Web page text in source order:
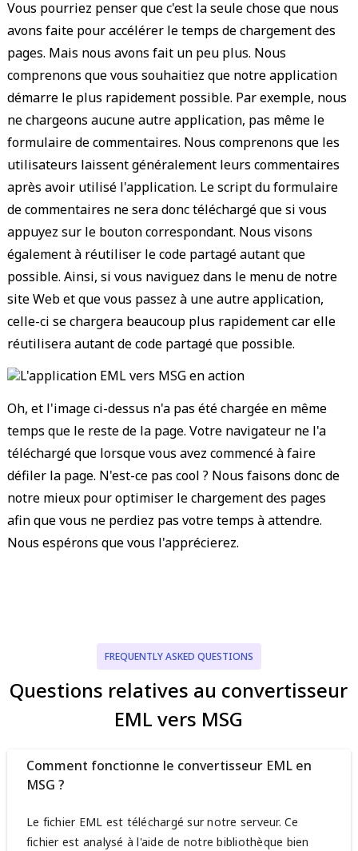
Vous pourriez penser que c'est la seule chose que nous
avons faite pour accélérer le temps de chargement des
pages. Mais nous avons fait un peu plus. Nous
comprenons que vous souhaitiez que notre application
démarre le plus rapidement possible. Par exemple, nous
ne chargeons aucune autre application, pas même le
formulaire de commentaires. Nous comprenons que les
utilisateurs laissent généralement leurs commentaires
après avoir utilisé l'application. Le script du formulaire
de commentaires ne sera donc téléchargé que si vous
appuyez sur le bouton correspondant. Nous visons
également à réutiliser le code partagé autant que
possible. Ainsi, si vous naviguez dans le menu de notre
site Web et que vous passez à une autre application,
celle-ci se chargera beaucoup plus rapidement car elle
réutilisera autant de code partagé que possible.
Oh, et l'image ci-dessus n'a pas été chargée en même
temps que le reste de la page. Votre navigateur ne l'a
téléchargé que lorsque vous avez commencé à faire
défiler la page. N'est-ce pas cool ? Nous faisons donc de
notre mieux pour optimiser le chargement des pages
afin que vous ne perdiez pas votre temps à attendre.
Nous espérons que vous l'apprécierez.
FREQUENTLY ASKED QUESTIONS
Questions relatives au convertisseur
EML vers MSG
Comment fonctionne le convertisseur EML en
MSG ?
Le fichier EML est téléchargé sur notre serveur. Ce
fichier est analysé à l'aide de notre bibliothèque bien